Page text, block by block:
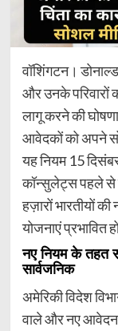
वॉशिंगटन।
और उनके परिवारों
लागू करने की
आवेदकों को अपने
यह नियम 15
कॉन्सुलेट्स पहले से
हज़ारों भारतीयों की
योजनाएं प्रभावित
नए नियम के तहत
सार्वजनिक
अमेरिकी विदेश
वाले और नए आवेदन